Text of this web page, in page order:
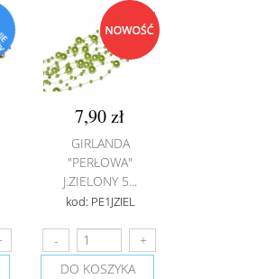
7,90 zł
GIRLANDA
"PERŁOWA"
J.ZIELONY 5...
kod: PE1JZIEL
DO KOSZYKA